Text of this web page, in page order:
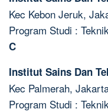
Kec Kebon Jeruk,
Program Studi :
C
Institut Sains Dan
Kec Palmerah,
Program Studi :